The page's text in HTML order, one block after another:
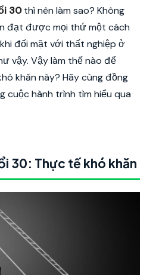
30thì nên làm sao? Không
đạt được mọi thứ một cách
đối mặt với thất nghiệp ở
vậy. Vậy làm thế nào để
khăn này? Hãy cùng đồng
cuộc hành trình tìm hiểu qua
30: Thực tế khó khăn